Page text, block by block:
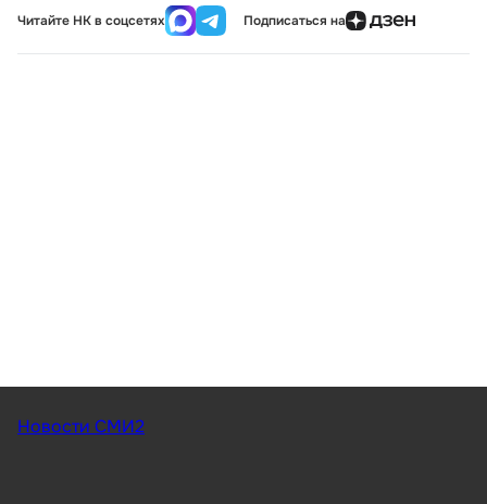
Читайте НК в соцсетях Подписаться на
Новости СМИ2